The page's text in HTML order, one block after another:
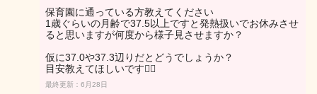
保育園に通っている方教えてください
1歳ぐらいの月齢で37.5以上ですと発熱扱いでお休みさせ
ると思いますが何度から様子見させますか？
仮に37.0や37.3辺りだとどうでしょうか？
目安教えてほしいです🙇‍♀️
最終更新：6月28日